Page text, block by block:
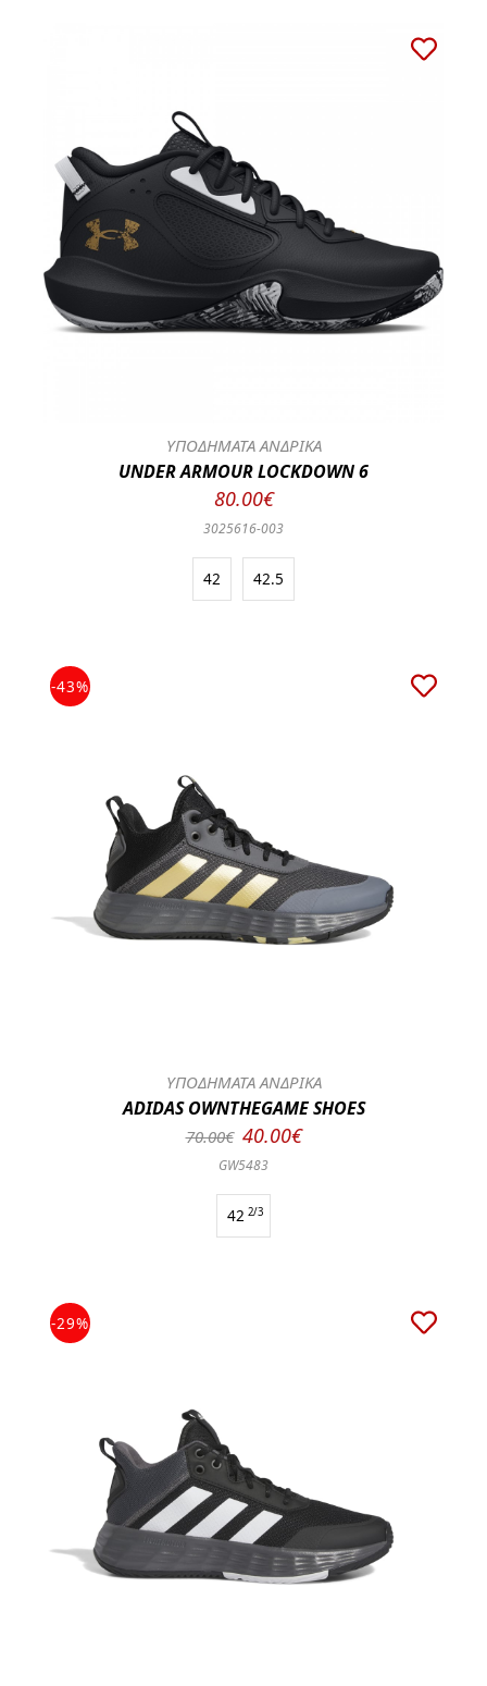
ΥΠΟΔΗΜΑΤΑ ΑΝΔΡΙΚΑ
UNDER ARMOUR LOCKDOWN 6
80.00€
3025616-003
42 42.5
-43%
ΥΠΟΔΗΜΑΤΑ ΑΝΔΡΙΚΑ
ADIDAS OWNTHEGAME SHOES
70.00€ 40.00€
GW5483
42 2/3
-29%